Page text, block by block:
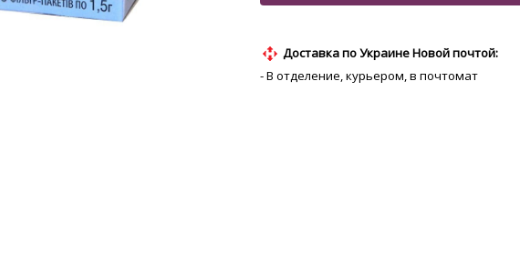
Доставка по Украине Новой почтой:
- В отделение, курьером, в почтомат